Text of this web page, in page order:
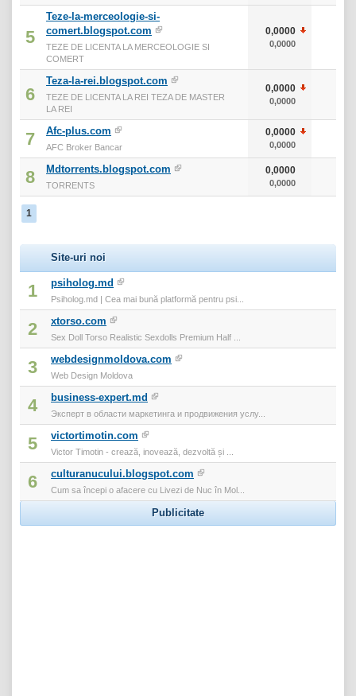
5
Teze-la-merceologie-si-
comert.blogspot.com
TEZE DE LICENTA LA MERCEOLOGIE SI
COMERT
0,0000
0,0000
6
Teza-la-rei.blogspot.com
TEZE DE LICENTA LA REI TEZA DE MASTER
LA REI
0,0000
0,0000
7 Afc-plus.com
AFC Broker Bancar
0,0000
0,0000
8 Mdtorrents.blogspot.com
TORRENTS
0,0000
0,0000
1
Site-uri noi
1 psiholog.md
Psiholog.md | Cea mai bună platformă pentru psi...
2 xtorso.com
Sex Doll Torso Realistic Sexdolls Premium Half ...
3 webdesignmoldova.com
Web Design Moldova
4 business-expert.md
Эксперт в области маркетинга и продвижения услу...
5 victortimotin.com
Victor Timotin - crează, inovează, dezvoltă și ...
6 culturanucului.blogspot.com
Cum sa începi o afacere cu Livezi de Nuc în Mol...
Publicitate